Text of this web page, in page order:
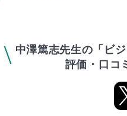
中澤篤志先生の「ビ
評価・口コ